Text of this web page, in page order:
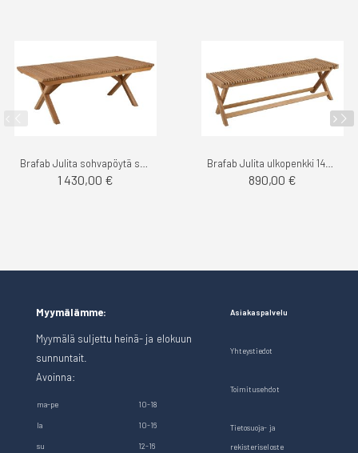
1 430,00 € 890,00 €
Myymälämme:
Myymälä suljettu heinä- ja elokuun
sunnuntait.
Avoinna:
ma-pe 10-18
la 10-16
su 12-16
Asiakaspalvelu
Yhteystiedot
Toimitusehdot
Tietosuoja- ja
rekisteriseloste